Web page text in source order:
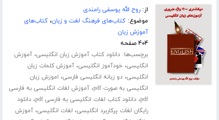
از:روح الله یوسفی رامندی
موضوع:کتاب‌های فرهنگ لغت و زبان،کتاب‌های
آموزش زبان
۴۰۴ صفحه
برچسب‌ها:دانلود کتاب آموزش زبان انگلیسی،آموزش
انگلیسی، خودآموز انگلیسی،آموزش کلمات زبان
انگلیسی،دو زبانه انگلیسی فارسی، اموزش زبان
انگلیسی به صورت pdf
،آموزش لغات انگلیسی به فارسی
pdf،دانلود کتاب لغات انگلیسی به فارسی pdf ،دانلود
رایگان لغات پرکاربرد انگلیسی، لغات انگلیسی،آموزش